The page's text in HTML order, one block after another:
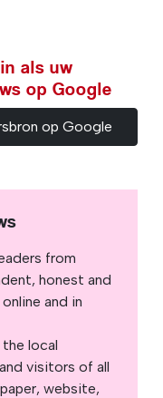
als uw
op Google
op Google
from
honest and
and in
local
visitors of all
website,